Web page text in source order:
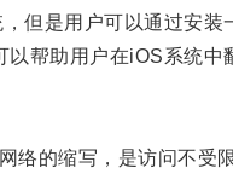
是用户可以通过安装
帮助用户在iOS系统中
的缩写，是访问不受限